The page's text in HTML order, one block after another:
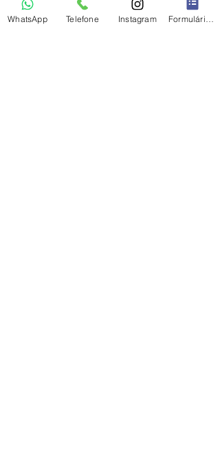
se uma ferida penetra até o osso, a
fratura é chamada de fratura "aberta".
WhatsApp Telefone Instagram